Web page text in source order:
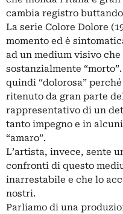
cambia registro
La serie Colore Dolore
momento ed è
ad un medium visivo
sostanzialmente
quindi “dolorosa”
ritenuto da gran parte
rappresentativo di un
tanto impegno e in
“amaro”.
L’artista, invece, sente
confronti di questo
inarrestabile e che lo
nostri.
Parliamo di una